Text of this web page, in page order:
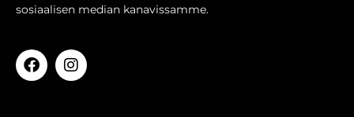
sosiaalisen median kanavissamme.